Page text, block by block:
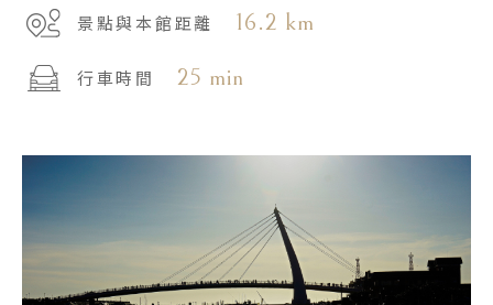
景點與本館距離 16.2 km
行車時間 25 min